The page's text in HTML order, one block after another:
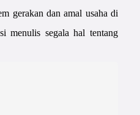
gerakan dan amal usaha di
menulis segala hal tentang